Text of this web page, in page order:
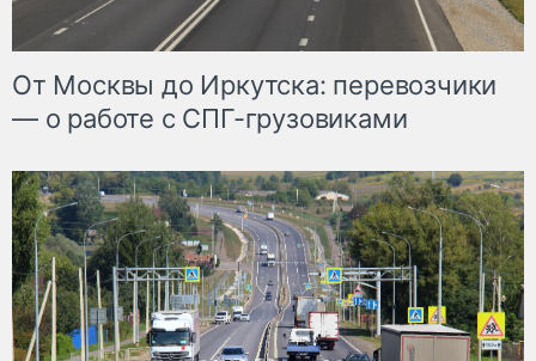
От Москвы до Иркутска: перевозчики
— о работе с СПГ-грузовиками